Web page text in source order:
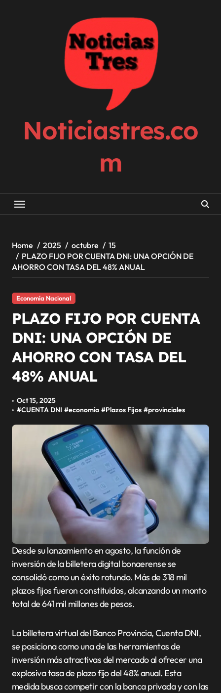
Noticiastres.co
m
Home 2025 octubre
15
PLAZO FIJO POR CUENTA DNI: UNA OPCIÓN DE
AHORRO CON TASA DEL 48% ANUAL
Economía Nacional
PLAZO FIJO POR CUENTA
DNI: UNA OPCIÓN DE
AHORRO CON TASA DEL
48% ANUAL
Oct 15, 2025
#CUENTA DNI #economía #Plazos Fijos #provinciales
Desde su lanzamiento en agosto, la función de
inversión de la billetera digital bonaerense se
consolidó como un éxito rotundo. Más de 318 mil
plazos fijos fueron constituidos, alcanzando un monto
total de 641 mil millones de pesos.
La billetera virtual del Banco Provincia, Cuenta DNI,
se posiciona como una de las herramientas de
inversión más atractivas del mercado al ofrecer una
explosiva tasa de plazo fijo del 48% anual. Esta
medida busca competir con la banca privada y con las